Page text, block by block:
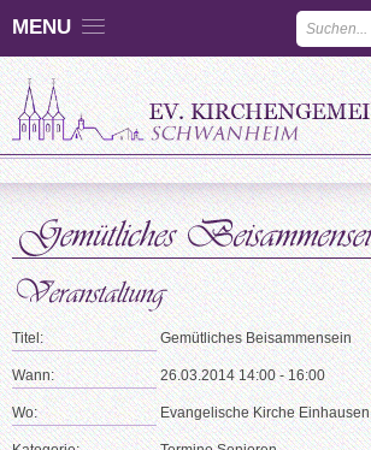
MENU
Titel: Gemütliches Beisammensein
Wann: 26.03.2014 14:00 - 16:00
Wo: Evangelische Kirche Einhausen